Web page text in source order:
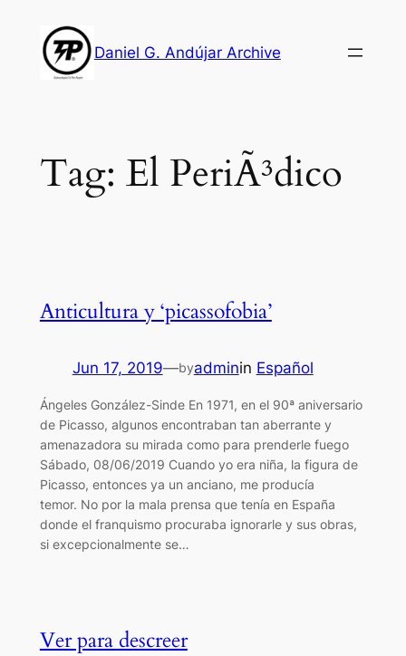
content
Daniel G. Andújar Archive
Tag: El PeriÃ³dico
Anticultura y ‘picassofobia’
Jun 17, 2019—byadminin Español
Ángeles González-Sinde En 1971, en el 90ª aniversario
de Picasso, algunos encontraban tan aberrante y
amenazadora su mirada como para prenderle fuego
Sábado, 08/06/2019 Cuando yo era niña, la figura de
Picasso, entonces ya un anciano, me producía
temor. No por la mala prensa que tenía en España
donde el franquismo procuraba ignorarle y sus obras,
si excepcionalmente se…
Ver para descreer